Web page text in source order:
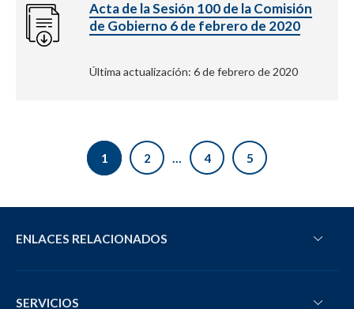
Acta de la Sesión 100 de la Comisión
de Gobierno 6 de febrero de 2020
Última actualización: 6 de febrero de 2020
1 2 … 4 5
ENLACES RELACIONADOS
SERVICIOS